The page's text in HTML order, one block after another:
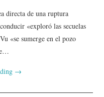
directa de una ruptura
«exploró las secuelas
«se sumerge en el pozo
→